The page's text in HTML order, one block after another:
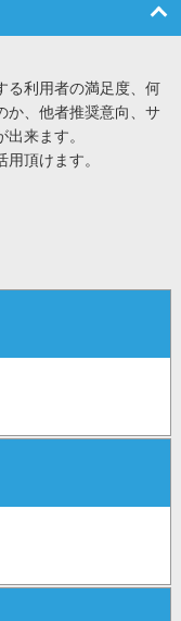
る利用者の満足度、何
か、他者推奨意向、サ
来ます。
頂けます。